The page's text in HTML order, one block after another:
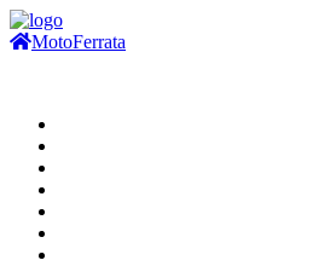
MotoFerrata